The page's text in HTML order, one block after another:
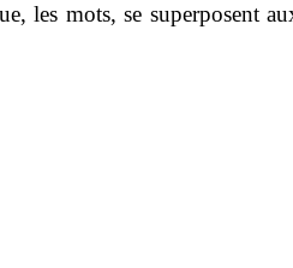
les mots, se superposent